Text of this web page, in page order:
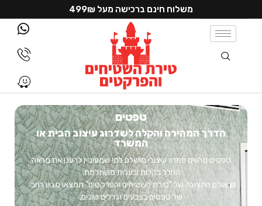
משלוח חינם ברכישה מעל 499₪
טפטים
הדרך המהירה והקלה לשדרוג עיצוב הבית או
המשרד
טפטים מהווים פתרון עיצובי מושלם למי שמעוניין לרענן את מראה
החלל בקלות ובעלות משתלמת.
באולם התצוגה של "טירת השטיחים והפרקטים" תמצאו מגוון רחב
של טפטים בצבעים וגדלים שונים,